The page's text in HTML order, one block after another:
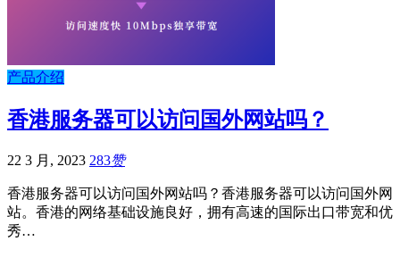
产品介绍
香港服务器可以访问国外网站吗？
22 3 月, 2023 283赞
香港服务器可以访问国外网站吗？香港服务器可以访问国外网
站。香港的网络基础设施良好，拥有高速的国际出口带宽和优
秀…